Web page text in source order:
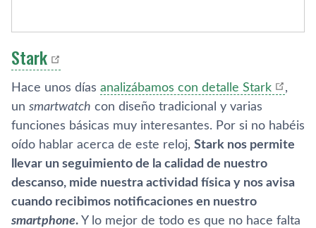
Stark
Hace unos dí­as analizábamos con detalle Stark
,
un smartwatch con diseño tradicional y varias
funciones básicas muy interesantes. Por si no habéis
oí­do hablar acerca de este reloj, Stark nos permite
llevar un seguimiento de la calidad de nuestro
descanso, mide nuestra actividad fí­sica y nos avisa
cuando recibimos notificaciones en nuestro
smartphone. Y lo mejor de todo es que no hace falta